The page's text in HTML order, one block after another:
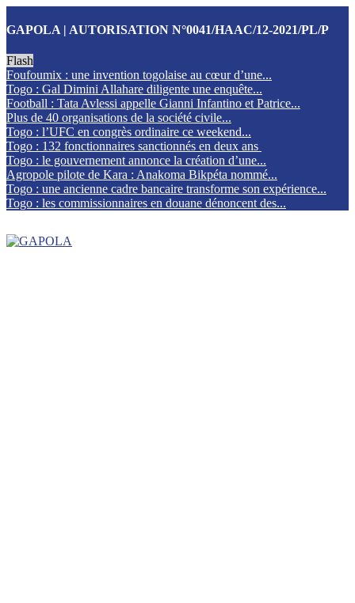
GAPOLA | AUTORISATION N°0041/HAAC/12-2021/PL/P
Flash
Foufoumix : une invention togolaise au cœur d’une...
Togo : Gal Dimini Allahare diligente une enquête...
Football : Tata Avlessi appelle Gianni Infantino et Patrice...
Plus de 40 organisations de la société civile...
Togo : l’UFC en congrès ordinaire ce weekend...
Togo : 132 fonctionnaires sanctionnés en deux ans
Togo : le gouvernement annonce la création d’une...
Agropole pilote de Kara : Anakoma Bikpéta nommé...
Togo : une ancienne cadre bancaire transforme son expérience...
Togo : les commissionnaires en douane dénoncent des...